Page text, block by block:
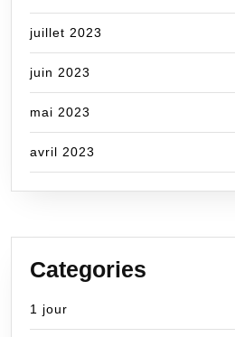
juillet 2023
juin 2023
mai 2023
avril 2023
Categories
1 jour